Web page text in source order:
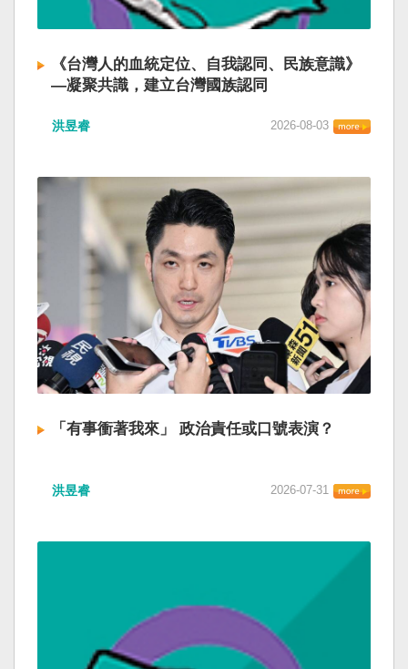
《台灣人的血統定位、自我認同、民族意識》
—凝聚共識，建立台灣國族認同
洪昱睿 2026-08-03
「有事衝著我來」 政治責任或口號表演？
洪昱睿 2026-07-31